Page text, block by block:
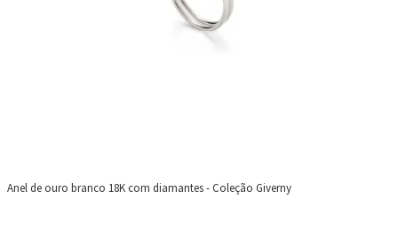
Anel de ouro branco 18K com diamantes - Coleção Giverny